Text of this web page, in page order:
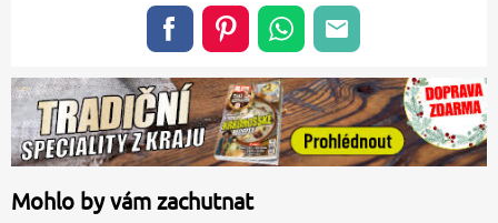
Mohlo by vám zachutnat